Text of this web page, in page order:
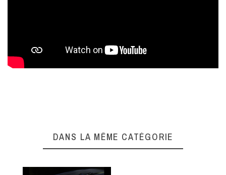
DANS LA MÊME CATÉGORIE